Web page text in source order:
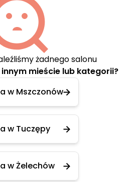
żadnego salonu
mieście lub kategorii?
w Mszczonów
w Tuczępy
w Żelechów